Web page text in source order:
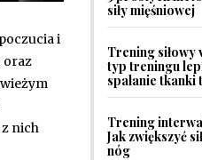
i
oraz
nich
siły mięśniowej
Trening
typ treningu
spalanie tkanki
Trening
Jak zwiększyć
nóg